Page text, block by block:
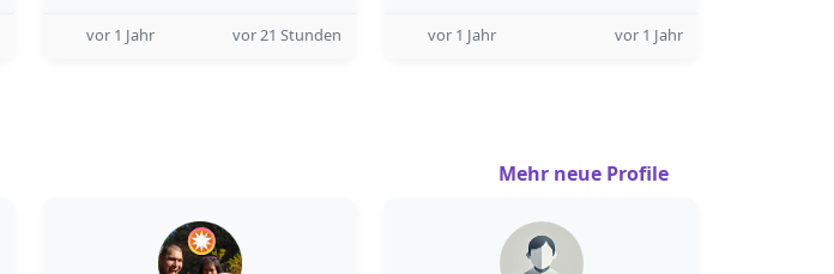
vor 1 Jahr vor 21 Stunden vor 1 Jahr vor 1 Jahr
Mehr neue Profile